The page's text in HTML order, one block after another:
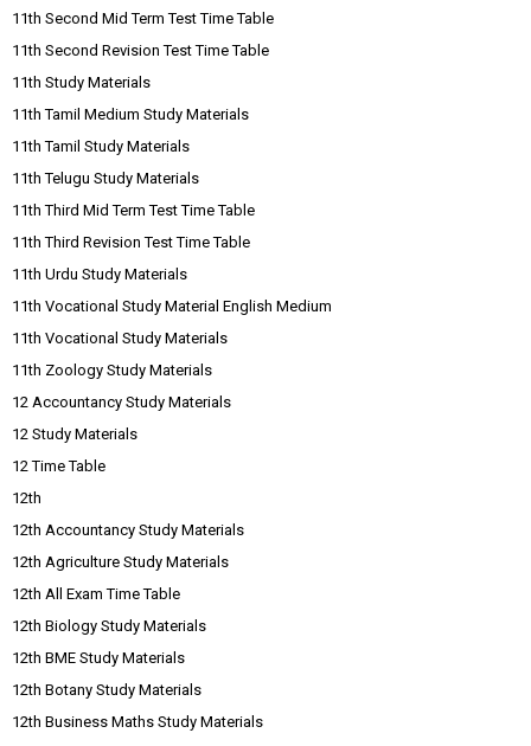
11th Second Mid Term Test Time Table
11th Second Revision Test Time Table
11th Study Materials
11th Tamil Medium Study Materials
11th Tamil Study Materials
11th Telugu Study Materials
11th Third Mid Term Test Time Table
11th Third Revision Test Time Table
11th Urdu Study Materials
11th Vocational Study Material English Medium
11th Vocational Study Materials
11th Zoology Study Materials
12 Accountancy Study Materials
12 Study Materials
12 Time Table
12th
12th Accountancy Study Materials
12th Agriculture Study Materials
12th All Exam Time Table
12th Biology Study Materials
12th BME Study Materials
12th Botany Study Materials
12th Business Maths Study Materials